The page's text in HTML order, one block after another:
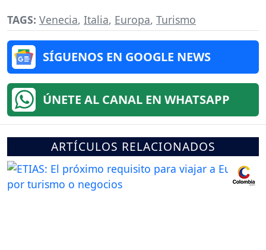
TAGS: Venecia, Italia, Europa, Turismo
SÍGUENOS EN GOOGLE NEWS
ÚNETE AL CANAL EN WHATSAPP
ARTÍCULOS RELACIONADOS